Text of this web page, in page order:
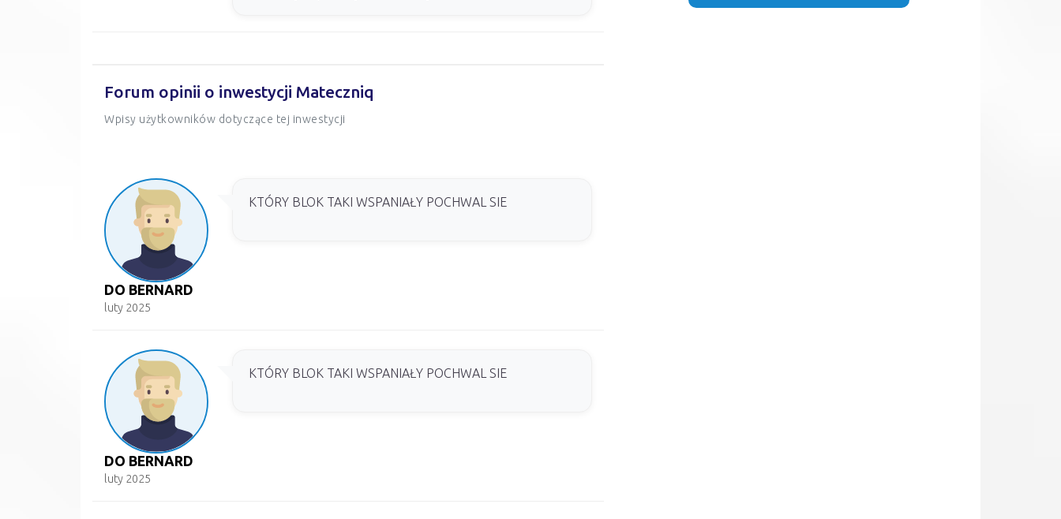
Forum opinii o inwestycji Mateczniq
Wpisy użytkowników dotyczące tej inwestycji
DO BERNARD
luty 2025
KTÓRY BLOK TAKI WSPANIAŁY POCHWAL SIE
DO BERNARD
luty 2025
KTÓRY BLOK TAKI WSPANIAŁY POCHWAL SIE